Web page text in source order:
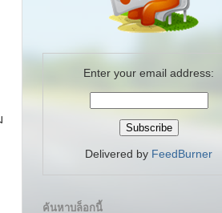
Enter your email address:
Delivered by FeedBurner
ค้นหาบล็อกนี้